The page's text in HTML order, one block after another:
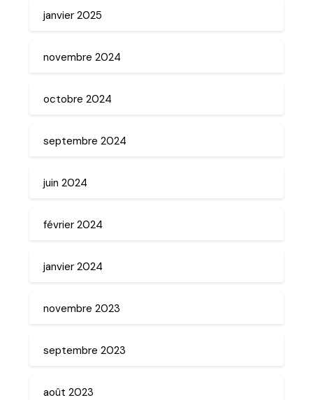
janvier 2025
novembre 2024
octobre 2024
septembre 2024
juin 2024
février 2024
janvier 2024
novembre 2023
septembre 2023
août 2023